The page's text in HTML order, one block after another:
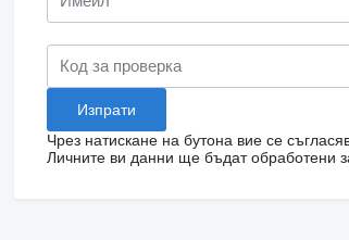
Чрез натискане на бутона вие се
Личните ви данни ще бъдат обработени